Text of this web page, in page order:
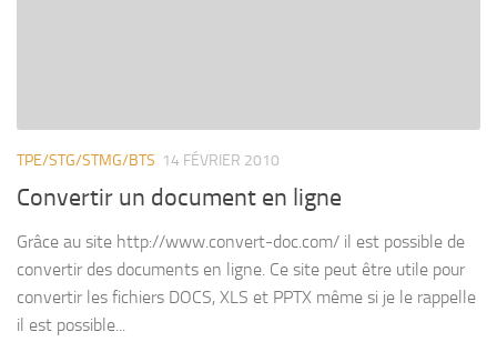
TPE/STG/STMG/BTS 14 FÉVRIER 2010
Convertir un document en ligne
Grâce au site http://www.convert-doc.com/ il est possible de
convertir des documents en ligne. Ce site peut être utile pour
convertir les fichiers DOCS, XLS et PPTX même si je le rappelle
il est possible...